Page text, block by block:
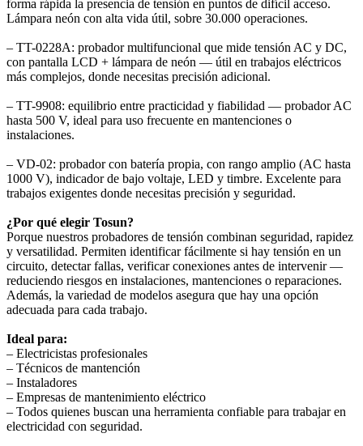
forma rápida la presencia de tensión en puntos de difícil acceso.
Lámpara neón con alta vida útil, sobre 30.000 operaciones.
– TT-0228A: probador multifuncional que mide tensión AC y DC,
con pantalla LCD + lámpara de neón — útil en trabajos eléctricos
más complejos, donde necesitas precisión adicional.
– TT-9908: equilibrio entre practicidad y fiabilidad — probador AC
hasta 500 V, ideal para uso frecuente en mantenciones o
instalaciones.
– VD-02: probador con batería propia, con rango amplio (AC hasta
1000 V), indicador de bajo voltaje, LED y timbre. Excelente para
trabajos exigentes donde necesitas precisión y seguridad.
¿Por qué elegir Tosun?
Porque nuestros probadores de tensión combinan seguridad, rapidez
y versatilidad. Permiten identificar fácilmente si hay tensión en un
circuito, detectar fallas, verificar conexiones antes de intervenir —
reduciendo riesgos en instalaciones, mantenciones o reparaciones.
Además, la variedad de modelos asegura que hay una opción
adecuada para cada trabajo.
Ideal para:
– Electricistas profesionales
– Técnicos de mantención
– Instaladores
– Empresas de mantenimiento eléctrico
– Todos quienes buscan una herramienta confiable para trabajar en
electricidad con seguridad.